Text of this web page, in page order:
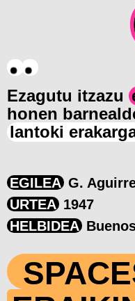
Ezagutu itzazu
honen
lantoki
EGILEA G.
URTEA 1947
HELBIDEA